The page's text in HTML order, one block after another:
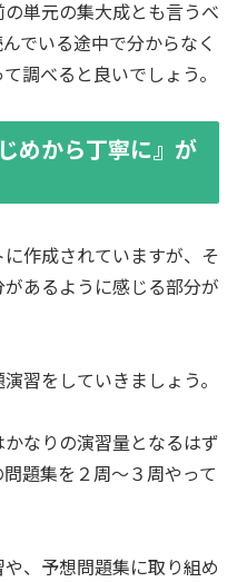
単元の集大成とも言うべ
でいる途中で分からなく
調べると良いでしょう。
めから丁寧に』が
作成されていますが、そ
あるように感じる部分が
習をしていきましょう。
なりの演習量となるはず
題集を２周～３周やって
、予想問題集に取り組め